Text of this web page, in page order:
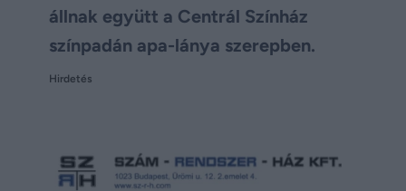
állnak együtt a Centrál Színház
színpadán apa-lánya szerepben.
Hirdetés